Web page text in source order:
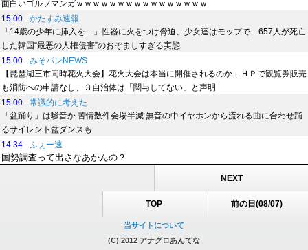
面白いゴルフマンガｗｗｗｗｗｗｗｗｗｗｗｗｗｗｗｗ
15:00 - かたすみ速報
「14歳の少年に挿入を…」性器に火をつけ脅迫、少女達はモップで…657人が死亡
した韓国“最悪の人権侵害”のおぞましすぎる実態
15:00 - みそパンNEWS
【琵琶湖三市同時花火大会】花火大会は本当に開催されるのか…ＨＰで観覧券販売
も消防への申請なし、３自治体は「関与してない」と声明
15:00 - 常識的に考えた
「盆踊り」は騒音か 苦情数件会場半減 無音の中イヤホンから流れる曲に合わせ踊
るサイレント盆ダンスも
14:34 - ふぇー速
国勢調査って出さなあかんの？
NEXT
TOP 前の日(08/07)
当サイトについて
(C) 2012 アナグロあんてな